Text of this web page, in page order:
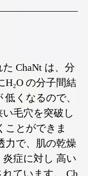
ChaNt は、分
の分子間結
くなるので、
毛穴を突破し
ことができま
力で、肌の乾燥
症に対し 高い
ています。 Ch